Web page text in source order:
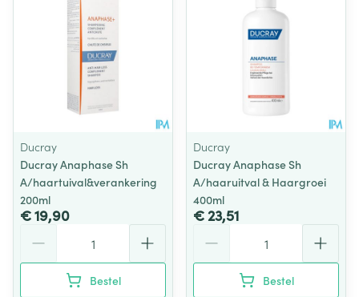
Ducray
Ducray Anaphase Sh
A/haartuival&verankering
200ml
€ 19,90
Bestel
Ducray
Ducray Anaphase Sh
A/haaruitval & Haargroei
400ml
€ 23,51
Bestel